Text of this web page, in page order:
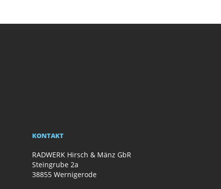
KONTAKT
RADWERK Hirsch & Mänz GbR
Steingrube 2a
38855 Wernigerode